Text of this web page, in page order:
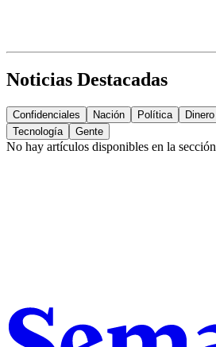
Noticias Destacadas
Confidenciales Nación Política Dinero
Tecnología
Gente
No hay artículos disponibles en la sección